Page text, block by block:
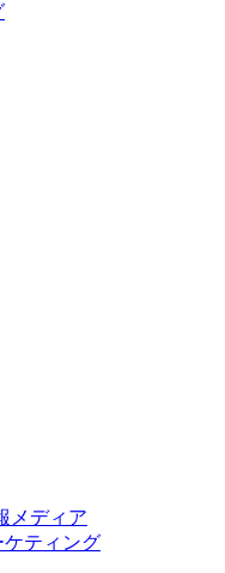
メディア
ティング